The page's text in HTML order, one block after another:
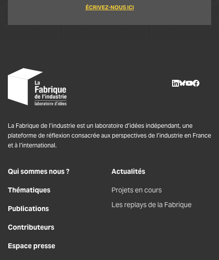
ÉCRIVEZ-NOUS ICI
La Fabrique de l’industrie est un laboratoire d’idées indépendant, une
plateforme de réflexion consacrée aux perspectives de l’industrie en France
et à l’international.
Qui sommes nous ?
Thématiques
Publications
Contributeurs
Espace presse
Actualités
Projets en cours
Les replays de la Fabrique